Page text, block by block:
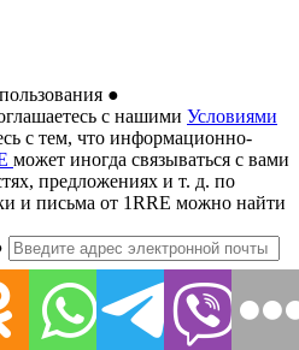
●
с нашими Условиями
с тем, что информационно-
может иногда связываться с вами
предложениях и т. д. по
и письма от 1RRE можно найти